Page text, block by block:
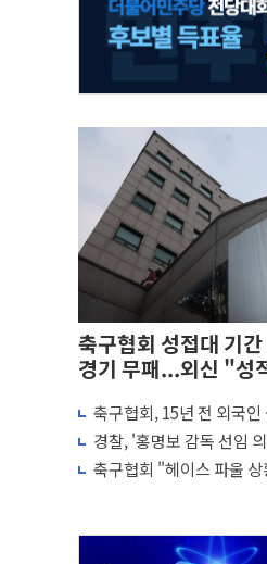
축구협회 성접대 기
경기 무패...외신 "성
축구협회, 15년 전 외국인
의혹...월드컵·올림픽 예
경찰, '홍명보 감독 선임
압수수색
축구협회 "헤이스 파울
李대통령,
한병도 "
금투협,
우리자산